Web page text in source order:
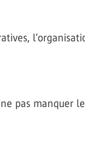
pas manquer